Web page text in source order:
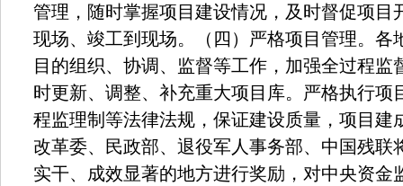
管理，随时掌握项目建设情况，及时督促项目
现场、竣工到现场。（四）严格项目管理。各
目的组织、协调、监督等工作，加强全过程
时更新、调整、补充重大项目库。严格执行项
程监理制等法律法规，保证建设质量，项目建
改革委、民政部、退役军人事务部、中国残联
实干、成效显著的地方进行奖励，对中央资金